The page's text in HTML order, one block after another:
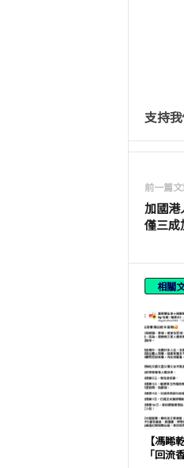
支持我
前一篇
加國港
僅三成
相關
【馮睎
「回流